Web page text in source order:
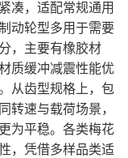
凑，适配常规通用
动轮型多用于需要
，主要有橡胶材
质缓冲减震性能优
从齿型规格上，包
转速与载荷场景，
为平稳。各类梅花
，凭借多样品类适